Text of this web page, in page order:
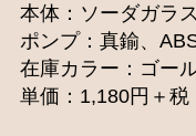
本体：ソーダガラ
ポンプ：真鍮、
在庫カラー：ゴー
単価：1,180円＋税